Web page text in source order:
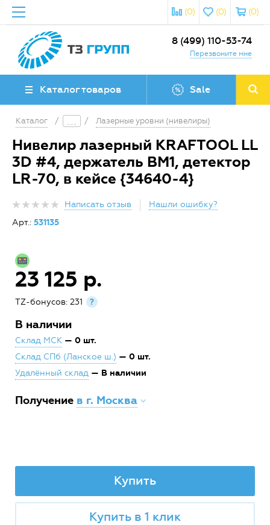
(0)
(0)
(0)
8 (499) 110-53-74
Перезвоните мне
Каталог товаров Sale
Каталог / / Лазерные уровни (нивелиры)
Нивелир лазерный KRAFTOOL LL
3D #4, держатель ВМ1, детектор
LR-70, в кейсе {34640-4}
Написать отзыв
Нашли ошибку?
Арт.: 531135
23 125 р.
TZ-бонусов: 231 ?
В наличии
Склад МСК — 0 шт.
Склад СПб (Ланское ш.) — 0 шт.
Удалённый склад — В наличии
Получение в г. Москва
Купить
Купить в 1 клик